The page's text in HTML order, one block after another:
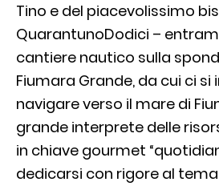
Tino e del piacevolissimo
QuarantunoDodici –
cantiere nautico sulla
Fiumara Grande, da cui ci
navigare verso il mare di
grande interprete delle
in chiave gourmet
dedicarsi con rigore al